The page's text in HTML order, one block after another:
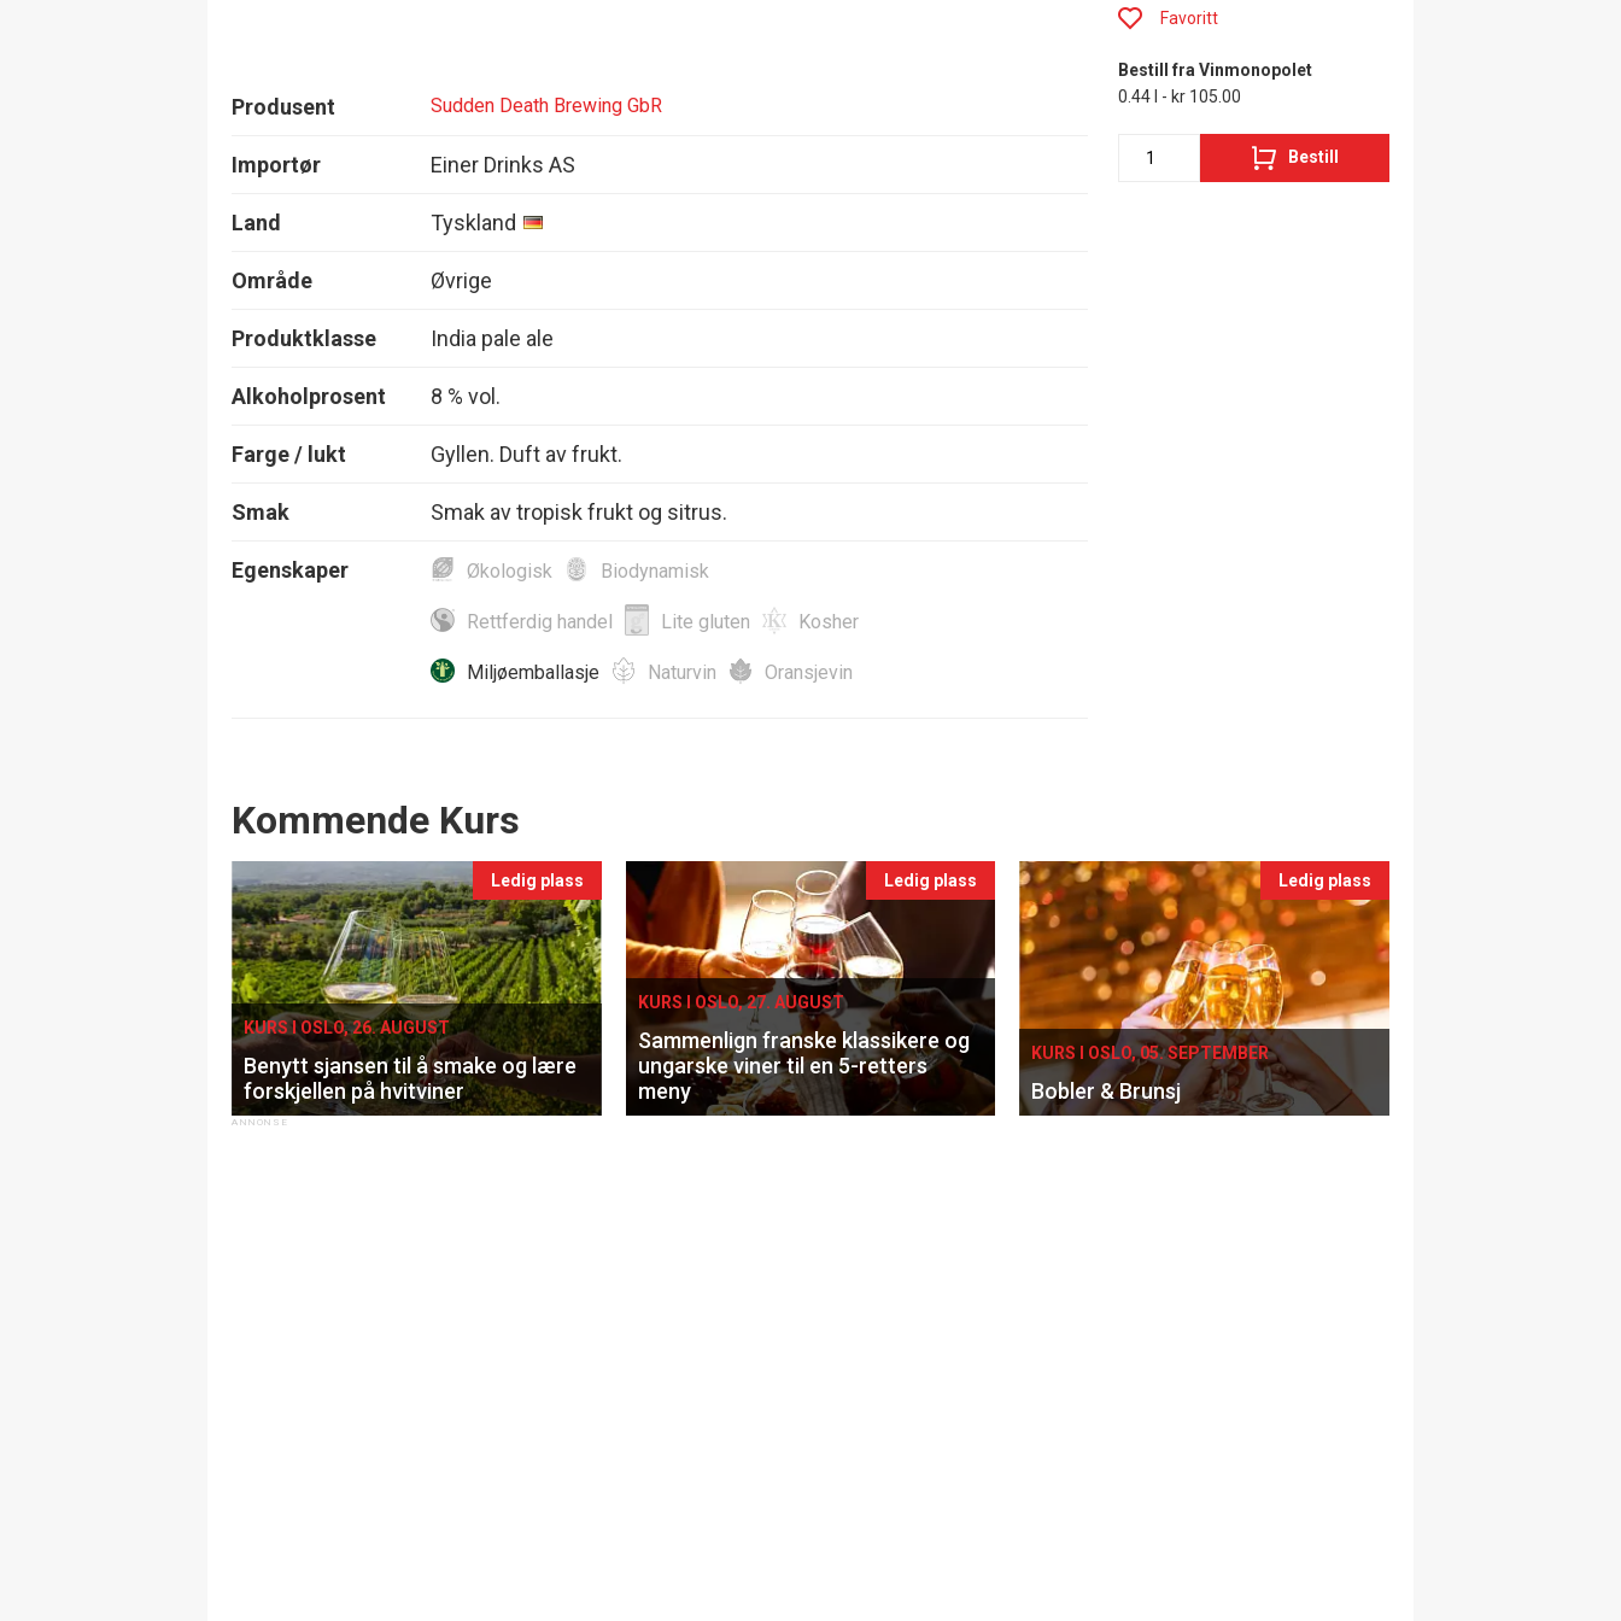
Produsent Sudden Death Brewing GbR
Importør Einer Drinks AS
Land Tyskland
Område Øvrige
Produktklasse India pale ale
Alkoholprosent 8 % vol.
Farge / lukt Gyllen. Duft av frukt.
Smak Smak av tropisk frukt og sitrus.
Egenskaper Økologisk Biodynamisk
Rettferdig handel Lite gluten Kosher
Miljøemballasje Naturvin Oransjevin
Favoritt
Bestill fra Vinmonopolet
0.44 l - kr 105.00
Bestill
Events
Kommende Kurs
Ledig plass
KURS I OSLO, 26. AUGUST
Benytt sjansen til å smake og lære
forskjellen på hvitviner
Ledig plass
KURS I OSLO, 27. AUGUST
Sammenlign franske klassikere og
ungarske viner til en 5-retters
meny
Ledig plass
KURS I OSLO, 05. SEPTEMBER
Bobler & Brunsj